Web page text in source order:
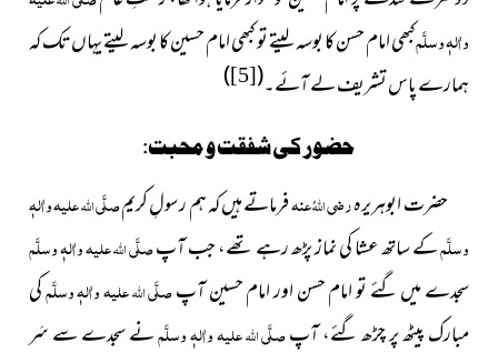
واٰلہٖ وسلَّمکبھی امام حسن کا بوسہ لیتے تو کبھی امام حسین کا بوسہ لیتے یہاں تک کہ
ہمارے پاس تشریف لے آئے۔(
[5]
)
حضور کی شفقت و محبت:
حضرت ابوہریرہرضیاللہُعنہفرماتے ہیں کہ ہم رسولِ کریمصلَّیاللہعلیہ واٰلہٖ
وسلَّمکے ساتھ عشا کی نماز پڑھ رہے تھے، جب آپصلَّیاللہعلیہ واٰلہٖ وسلَّم
سجدے میں گئے تو امام حسن اور امام حسین آپصلَّیاللہعلیہ واٰلہٖ وسلَّمکی
مبارک پیٹھ پر چڑھ گئے، آپصلَّیاللہعلیہ واٰلہٖ وسلَّمنے سجدے سے سَر